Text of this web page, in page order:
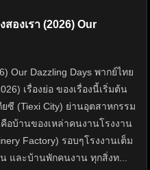
องเรา (2026) Our
Our Dazzling Days พากย์ไทย
เรื่องย่อ ของเรื่องนี้เริ่มต้น
ซี (Tiexi City) ย่านอุตสาหกรรม
อบ้านของเหล่าคนงานโรงงาน
Factory) รอบๆโรงงานเต็ม
และบ้านพักคนงาน ทุกสิ่งท...